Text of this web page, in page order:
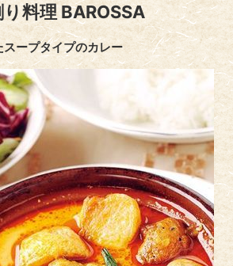
料理 BAROSSA
ープタイプのカレー